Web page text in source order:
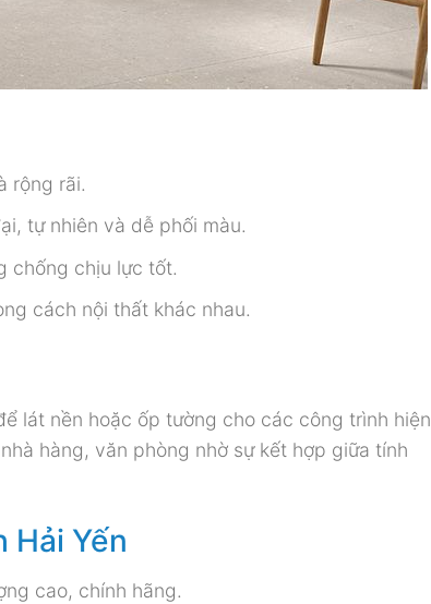
rộng rãi.
tự nhiên và dễ phối màu.
chống chịu lực tốt.
cách nội thất khác nhau.
lát nền hoặc ốp tường cho các công trình hiện
hàng, văn phòng nhờ sự kết hợp giữa tính
Hải Yến
cao, chính hãng.